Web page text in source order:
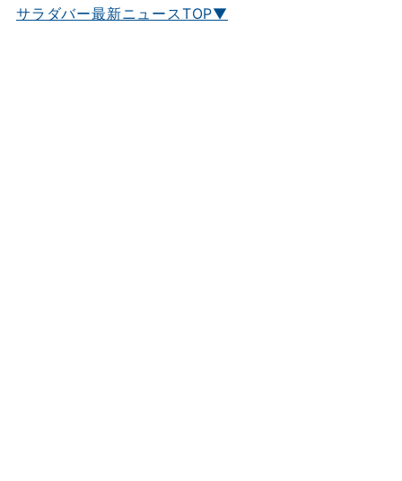
サラダバー最新ニュースTOP▼